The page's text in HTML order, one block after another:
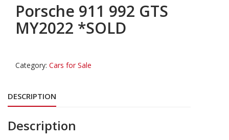
Porsche 911 992 GTS
MY2022 *SOLD
Category: Cars for Sale
DESCRIPTION
Description